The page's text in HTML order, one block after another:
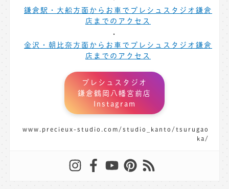
鎌倉駅・大船方面からお車でプレシュスタジオ鎌倉
店までのアクセス
金沢・朝比奈方面からお車でプレシュスタジオ鎌倉
店までのアクセス
プレシュスタジオ
鎌倉鶴岡八幡宮前店
Instagram
www.precieux-studio.com/studio_kanto/tsurugao
ka/